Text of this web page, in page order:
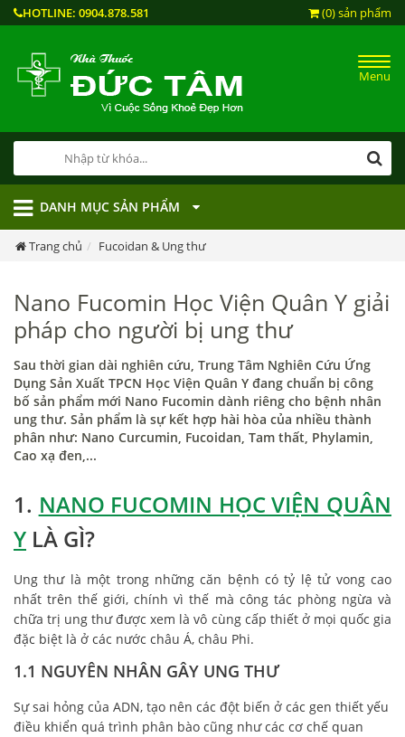
HOTLINE: 0904.878.581 (0) sản phẩm
Menu
DANH MỤC SẢN PHẨM
Trang chủ Fucoidan & Ung thư
Nano Fucomin Học Viện Quân Y giải
pháp cho người bị ung thư
Sau thời gian dài nghiên cứu, Trung Tâm Nghiên Cứu Ứng
Dụng Sản Xuất TPCN Học Viện Quân Y đang chuẩn bị công
bố sản phẩm mới Nano Fucomin dành riêng cho bệnh nhân
ung thư. Sản phẩm là sự kết hợp hài hòa của nhiều thành
phân như: Nano Curcumin, Fucoidan, Tam thất, Phylamin,
Cao xạ đen,...
1. NANO FUCOMIN HỌC VIỆN QUÂN
Y LÀ GÌ?
Ung thư là một trong những căn bệnh có tỷ lệ tử vong cao
nhất trên thế giới, chính vì thế mà công tác phòng ngừa và
chữa trị ung thư được xem là vô cùng cấp thiết ở mọi quốc gia
đặc biệt là ở các nước châu Á, châu Phi.
1.1 NGUYÊN NHÂN GÂY UNG THƯ
Sự sai hỏng của ADN, tạo nên các đột biến ở các gen thiết yếu
điều khiển quá trình phân bào cũng như các cơ chế quan